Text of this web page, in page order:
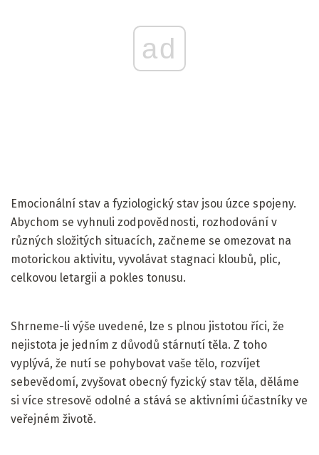
ad
Emocionální stav a fyziologický stav jsou úzce spojeny.
Abychom se vyhnuli zodpovědnosti, rozhodování v
různých složitých situacích, začneme se omezovat na
motorickou aktivitu, vyvolávat stagnaci kloubů, plic,
celkovou letargii a pokles tonusu.
Shrneme-li výše uvedené, lze s plnou jistotou říci, že
nejistota je jedním z důvodů stárnutí těla. Z toho
vyplývá, že nutí se pohybovat vaše tělo, rozvíjet
sebevědomí, zvyšovat obecný fyzický stav těla, děláme
si více stresově odolné a stává se aktivními účastníky ve
veřejném životě.